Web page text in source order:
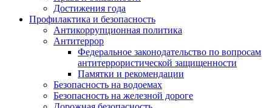
Достижения года
Профилактика и безопасность
Антикоррупционная политика
Антитеррор
Федеральное законодательство по вопросам
антитеррористической защищенности
Памятки и рекомендации
Безопасность на водоемах
Безопасность на железной дороге